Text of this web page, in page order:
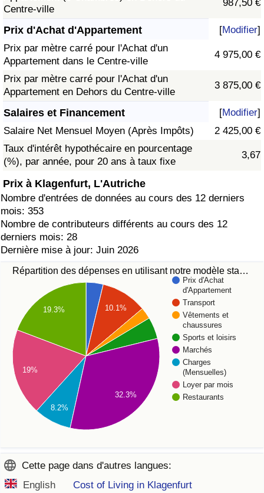
Centre-ville
987,50 €
Prix d'Achat d'Appartement [Modifier]
Prix par mètre carré pour l'Achat d'un
Appartement dans le Centre-ville
4 975,00 €
Prix par mètre carré pour l'Achat d'un
Appartement en Dehors du Centre-ville
3 875,00 €
Salaires et Financement [Modifier]
Salaire Net Mensuel Moyen (Après Impôts)
2 425,00 €
Taux d'intérêt hypothécaire en pourcentage
(%), par année, pour 20 ans à taux fixe
3,67
Prix à Klagenfurt, L'Autriche
Nombre d'entrées de données au cours des 12 derniers
mois: 353
Nombre de contributeurs différents au cours des 12
derniers mois: 28
Dernière mise à jour: Juin 2026
Répartition des dépenses en utilisant notre modèle sta…
Prix d'Achat
d'Appartement
Transport
Vêtements et
chaussures
Sports et loisirs
Marchés
Charges
(Mensuelles)
Loyer par mois
Restaurants
10.1%
19.3%
19%
8.2%
32.3%
Cette page dans d'autres langues:
English
Cost of Living in Klagenfurt